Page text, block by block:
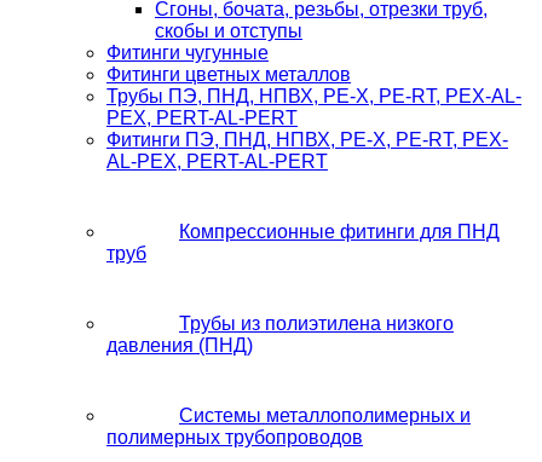
Сгоны, бочата, резьбы, отрезки труб,
скобы и отступы
Фитинги чугунные
Фитинги цветных металлов
Трубы ПЭ, ПНД, НПВХ, PE-X, PE-RT, PEX-AL-
PEX, PERT-AL-PERT
Фитинги ПЭ, ПНД, НПВХ, PE-X, PE-RT, PEX-
AL-PEX, PERT-AL-PERT
Компрессионные фитинги для ПНД
труб
Трубы из полиэтилена низкого
давления (ПНД)
Системы металлополимерных и
полимерных трубопроводов